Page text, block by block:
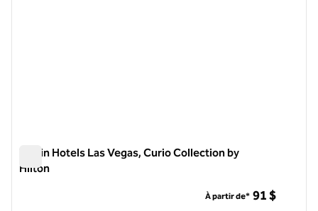
Virgin Hotels Las Vegas, Curio Collection by
Hilton
À partir de* 91 $